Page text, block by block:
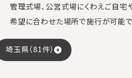
管理式場、公営式場にくわえご自宅
希望に合わせた場所で施行が可能で
埼玉県（81件）